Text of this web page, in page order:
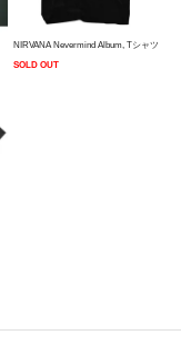
NIRVANA Nevermind Album, Tシャツ
SOLD OUT